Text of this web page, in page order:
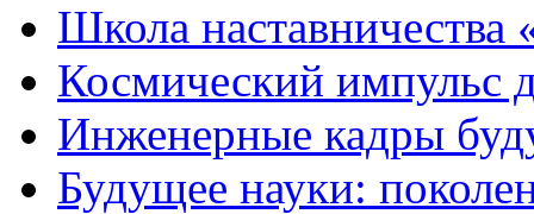
Школа
Космический импульс
Инженерные кадры
Будущее науки: